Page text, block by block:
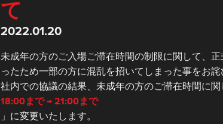
て
2022.01.20
未成年の方のご入場ご滞在時間の制限に関して、
ったため一部の方に混乱を招いてしまった事をお詫
社内での協議の結果、未成年の方のご滞在時間に関
18:00まで → 21:00まで
」に変更いたします。